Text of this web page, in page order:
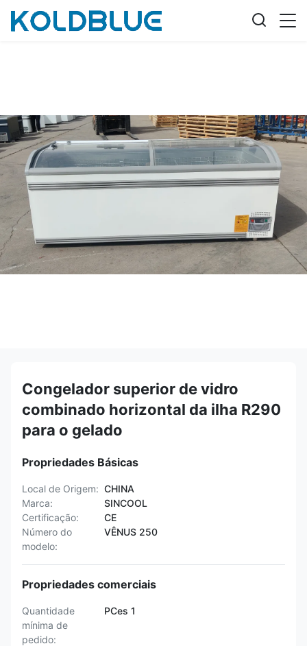
Congelador superior de vidro
combinado horizontal da ilha R290
para o gelado
Propriedades Básicas
Local de Origem: CHINA
Marca:
SINCOOL
Certificação:
CE
Número do
modelo:
VÊNUS 250
Propriedades comerciais
Quantidade
mínima de
pedido:
PCes 1